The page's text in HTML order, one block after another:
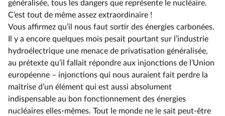
généralisée, tous les dangers que représente le nucléaire.
C’est tout de même assez extraordinaire !
Vous affirmez qu’il nous faut sortir des énergies carbonées.
Il y a encore quelques mois pesait pourtant sur l’industrie
hydroélectrique une menace de privatisation généralisée,
au prétexte qu’il fallait répondre aux injonctions de l’Union
européenne –⁠ injonctions qui nous auraient fait perdre la
maîtrise d’un élément qui est aussi absolument
indispensable au bon fonctionnement des énergies
nucléaires elles-mêmes. Tout le monde ne le sait peut-être